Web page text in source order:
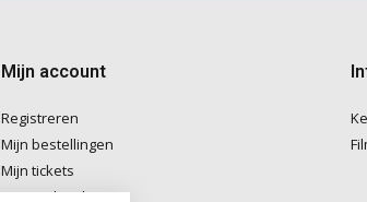
Mijn account
Registreren
Mijn bestellingen
Mijn tickets
Mijn verlanglijst